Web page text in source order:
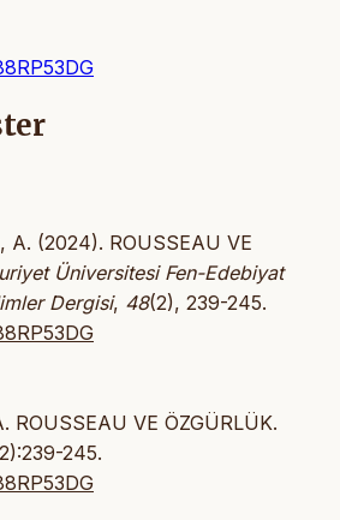
A. (2024). ROUSSEAU VE
Üniversitesi Fen-Edebiyat
Dergisi, 48(2), 239-245.
ROUSSEAU VE ÖZGÜRLÜK.
245.